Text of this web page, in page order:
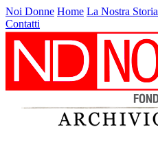
Noi Donne Home La Nostra Storia
Contatti